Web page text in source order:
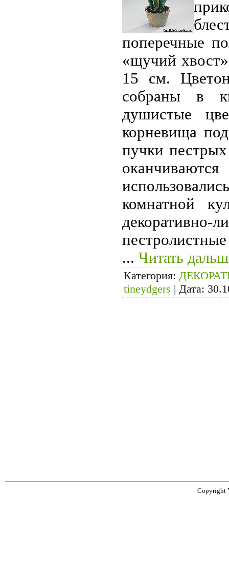
поперечные
«щучий
15 см.
собраны в
душистые
корневища
пучки
комнатной
... Читать
Категория:
tineydgers | Дата:
Copyright